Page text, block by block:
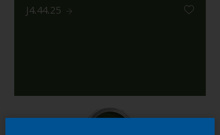
J4.44.25